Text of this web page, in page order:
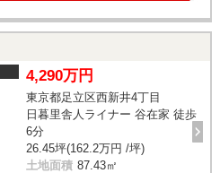
4,290万円
東京都足立区西新井4丁目
日暮里舎人ライナー 谷在家 徒歩
6分
26.45坪(162.2万円 /坪)
土地面積 87.43㎡